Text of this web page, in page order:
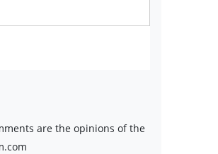
are the opinions of the